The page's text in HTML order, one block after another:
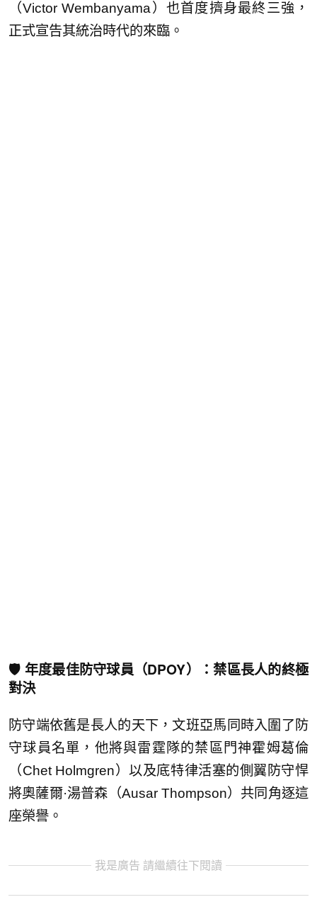
（Victor Wembanyama）也首度擠身最終三強，
正式宣告其統治時代的來臨。
🛡️ 年度最佳防守球員（DPOY）：禁區長人的終極
對決
防守端依舊是長人的天下，文班亞馬同時入圍了防
守球員名單，他將與雷霆隊的禁區門神霍姆葛倫
（Chet Holmgren）以及底特律活塞的側翼防守悍
將奧薩爾·湯普森（Ausar Thompson）共同角逐這
座榮譽。
我是廣告 請繼續往下閱讀